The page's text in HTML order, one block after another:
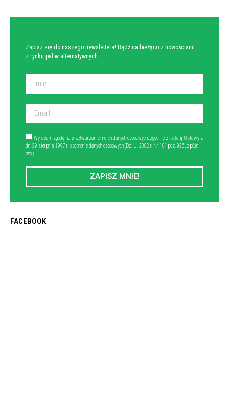
Zapisz się do naszego newslettera! Bądź na bieżąco z nowościami
z rynku paliw alternatywnych
Wyrażam zgodę na przetwarzanie moich danych osobowych, zgodnie z treścią Ustawy z
dn. 29 sierpnia 1997 r. o ochronie danych osobowych (Dz. U. 2002 r. Nr 101 poz. 926, z późn.
zm.).
ZAPISZ MNIE!
FACEBOOK